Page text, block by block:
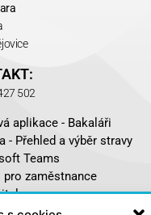
502
aplikace - Bakaláři
- Přehled a výběr stravy
Teams
pro zaměstnance
- jazyková aplikace